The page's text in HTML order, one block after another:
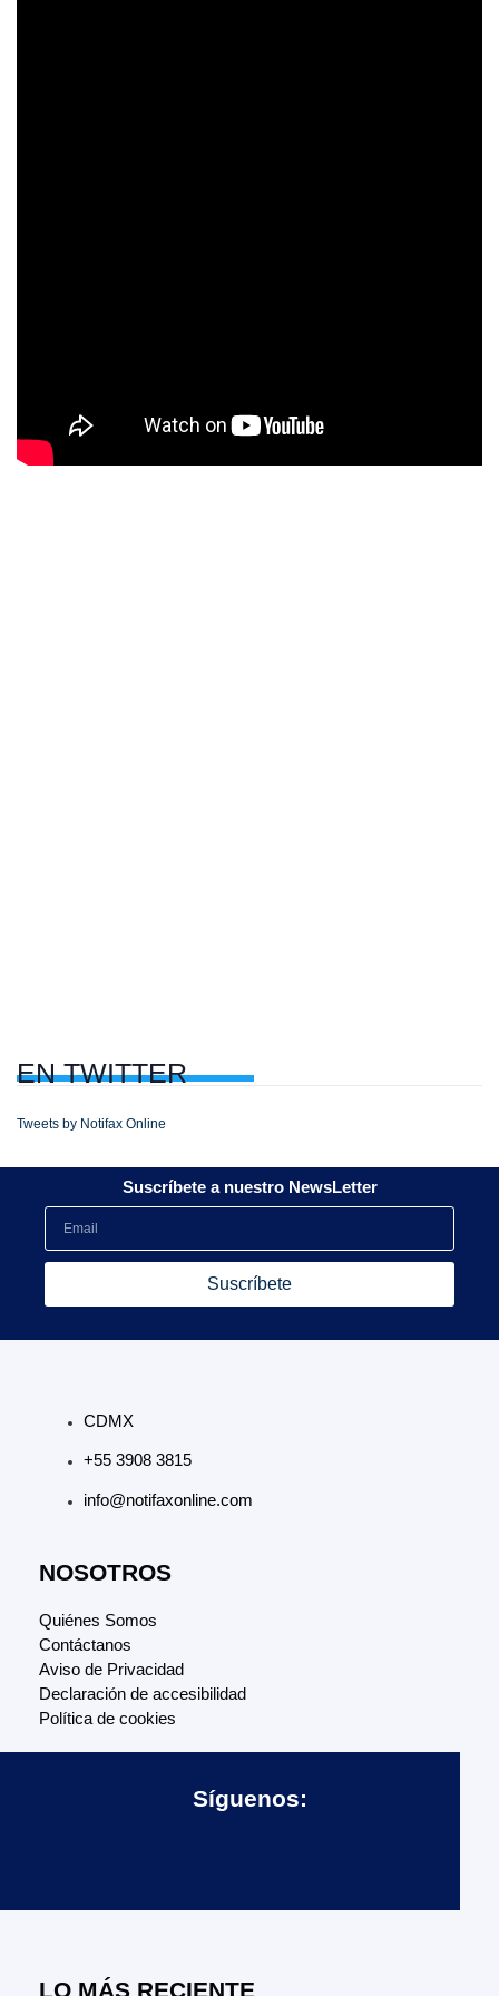
ENTWITTER
Tweets by Notifax Online
Suscríbete a nuestro NewsLetter
Suscríbete
CDMX
+55 3908 3815
info@notifaxonline.com
NOSOTROS
Quiénes Somos
Contáctanos
Aviso de Privacidad
Declaración de accesibilidad
Política de cookies
Síguenos:
LO MÁS RECIENTE